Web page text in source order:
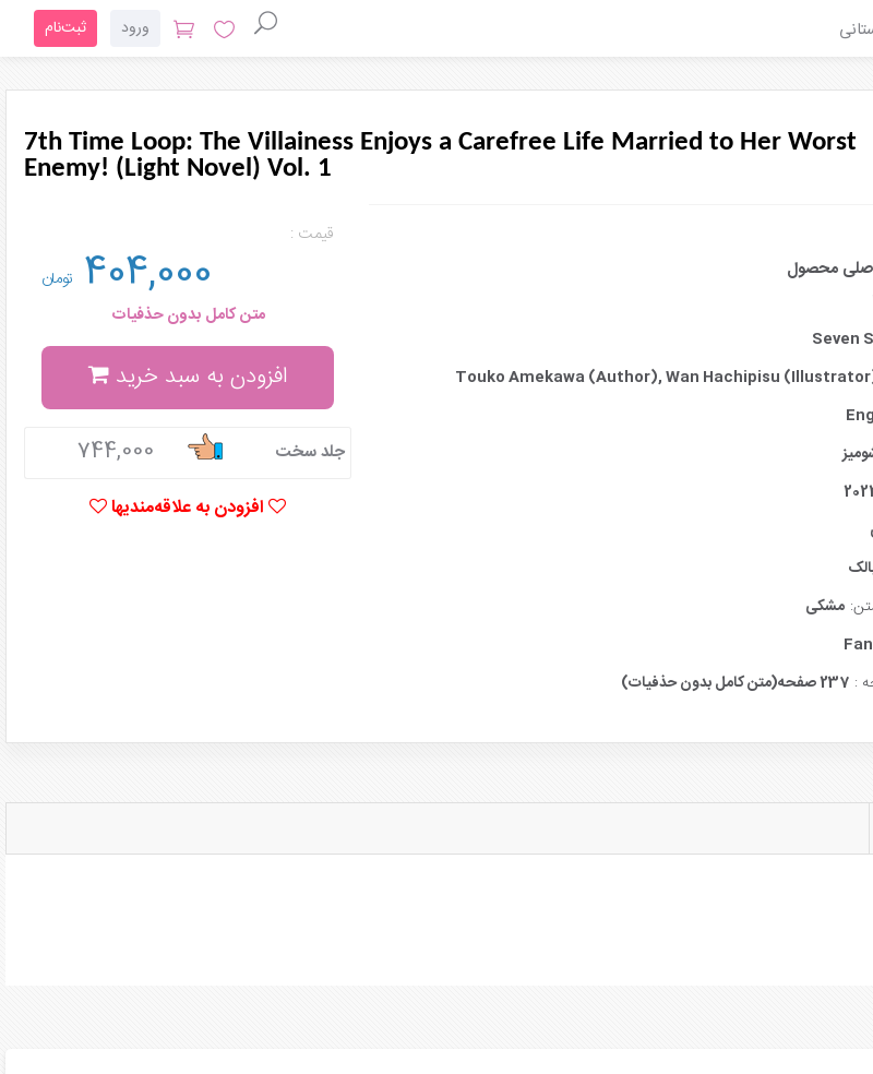
ورود ثبت‌نام
7th Time Loop: The Villainess Enjoys a Carefree Life Married to Her Worst
Enemy! (Light Novel) Vol. 1
Seven
Touko Amekawa (Author), Wan Hachipisu
مشکی
: 237 صفحه(متن کامل بدون حذفیات)
قیمت :
404,000 تومان
متن کامل بدون حذفیات
افزودن به سبد خرید
جلد سخت 744,000
افزودن به علاقه‌مندیها